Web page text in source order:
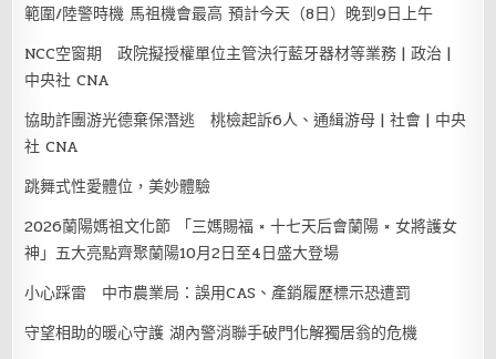
範圍/陸警時機 馬祖機會最高 預計今天（8日）晚到9日上午
NCC空窗期 政院擬授權單位主管決行藍牙器材等業務 | 政治 |
中央社 CNA
協助詐團游光德棄保潛逃 桃檢起訴6人、通緝游母 | 社會 | 中央
社 CNA
跳舞式性愛體位，美妙體驗
2026蘭陽媽祖文化節 「三媽賜福 × 十七天后會蘭陽 × 女將護女
神」五大亮點齊聚蘭陽10月2日至4日盛大登場
小心踩雷 中市農業局：誤用CAS、產銷履歷標示恐遭罰
守望相助的暖心守護 湖內警消聯手破門化解獨居翁的危機